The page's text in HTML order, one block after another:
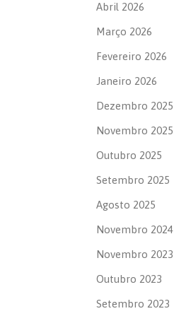
Abril 2026
Março 2026
Fevereiro 2026
Janeiro 2026
Dezembro 2025
Novembro 2025
Outubro 2025
Setembro 2025
Agosto 2025
Novembro 2024
Novembro 2023
Outubro 2023
Setembro 2023